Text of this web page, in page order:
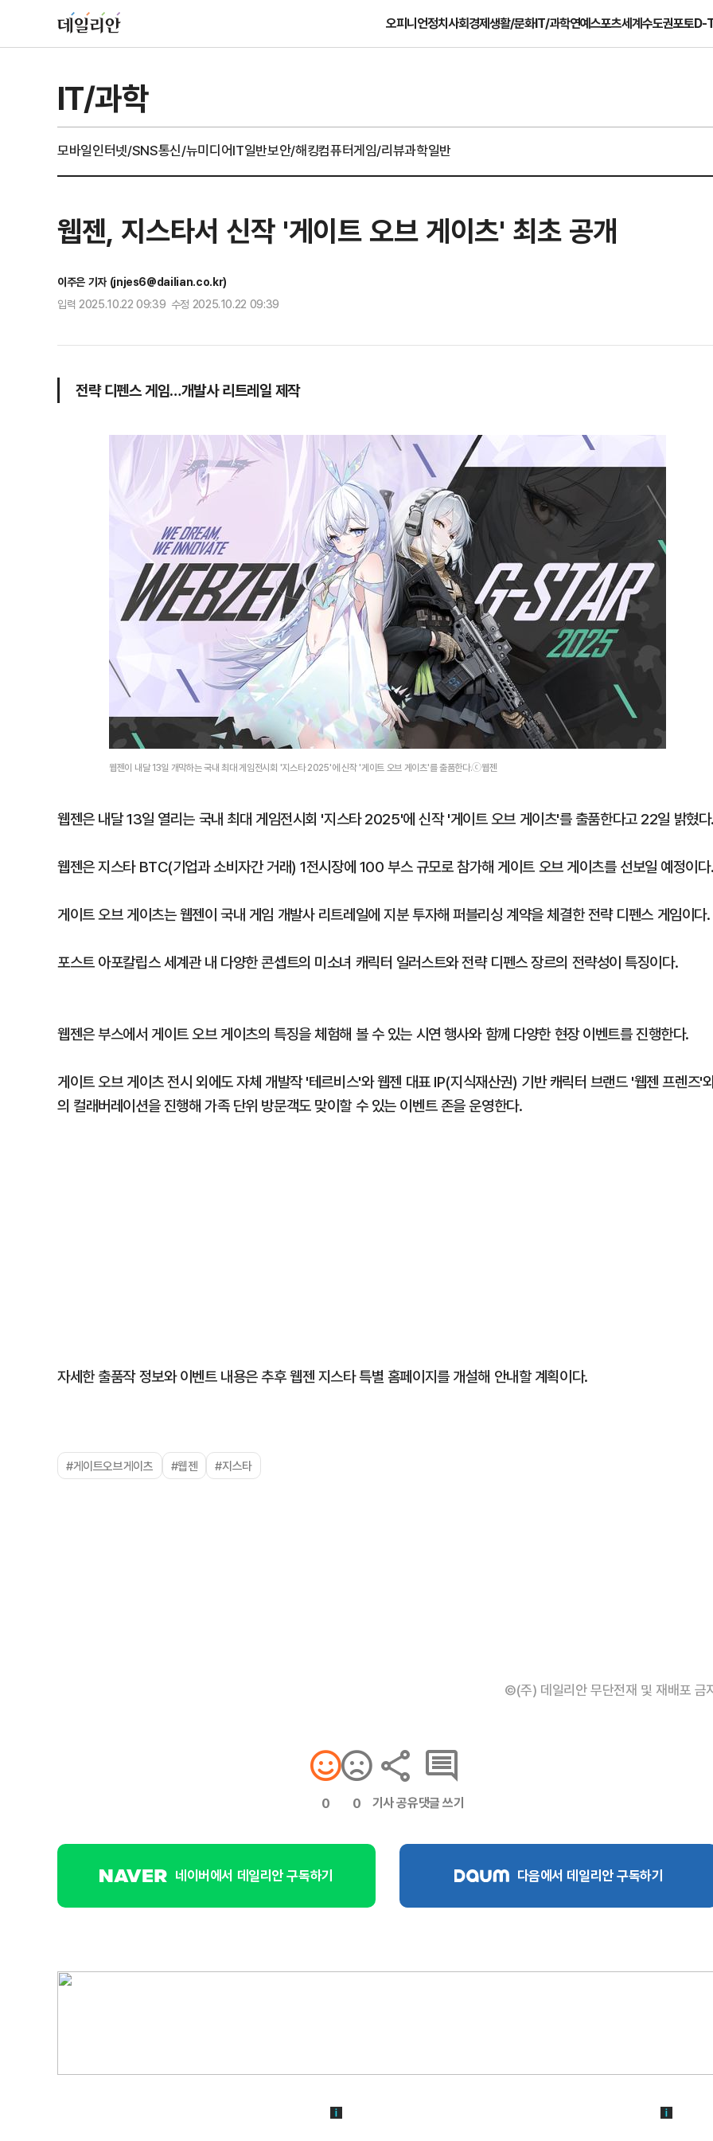
오피니언정치사회경제생활/문화IT/과학연예스포츠세계수도권포토D-
IT/과학
모바일인터넷/SNS통신/뉴미디어IT일반보안/해킹컴퓨터게임/리뷰과학일반
웹젠, 지스타서 신작 '게이트 오브 게이츠' 최초 공개
이주은 기자 (jnjes6@dailian.co.kr)
입력 2025.10.22 09:39 수정 2025.10.22 09:39
전략 디펜스 게임…개발사 리트레일 제작
웹젠이 내달 13일 개막하는 국내 최대 게임전시회 '지스타 2025'에 신작 '게이트 오브 게이츠'를 출품한다.ⓒ웹젠
웹젠은 내달 13일 열리는 국내 최대 게임전시회 '지스타 2025'에 신작 '게이트 오브 게이츠'를 출품한다고 22일 밝혔
웹젠은 지스타 BTC(기업과 소비자간 거래) 1전시장에 100 부스 규모로 참가해 게이트 오브 게이츠를 선보일 예정이
게이트 오브 게이츠는 웹젠이 국내 게임 개발사 리트레일에 지분 투자해 퍼블리싱 계약을 체결한 전략 디펜스 게임이다.
포스트 아포칼립스 세계관 내 다양한 콘셉트의 미소녀 캐릭터 일러스트와 전략 디펜스 장르의 전략성이 특징이다.
웹젠은 부스에서 게이트 오브 게이츠의 특징을 체험해 볼 수 있는 시연 행사와 함께 다양한 현장 이벤트를 진행한다.
게이트 오브 게이츠 전시 외에도 자체 개발작 '테르비스'와 웹젠 대표 IP(지식재산권) 기반 캐릭터 브랜드 '웹젠 프렌즈'
의 컬래버레이션을 진행해 가족 단위 방문객도 맞이할 수 있는 이벤트 존을 운영한다.
자세한 출품작 정보와 이벤트 내용은 추후 웹젠 지스타 특별 홈페이지를 개설해 안내할 계획이다.
#게이트오브게이츠 #웹젠 #지스타
©(주) 데일리안 무단전재 및 재배포 금
0 0 기사 공유댓글 쓰기
네이버에서 데일리안 구독하기 다음에서 데일리안 구독하기